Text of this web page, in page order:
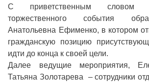
С приветственным словом
торжественного события
Анатольевна Ефименко, в котором
гражданскую позицию
идти до конца к своей цели.
Далее ведущие мероприятия,
Татьяна Золотарева – сотрудники